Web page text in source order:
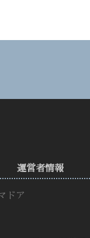
運営者情報
ドア